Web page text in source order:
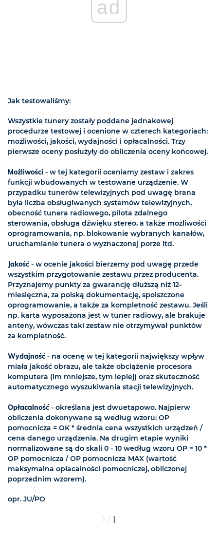
ad
Jak testowaliśmy:
Wszystkie tunery zostały poddane jednakowej
procedurze testowej i ocenione w czterech kategoriach:
możliwości, jakości, wydajności i opłacalności. Trzy
pierwsze oceny posłużyły do obliczenia oceny końcowej.
Możliwości - w tej kategorii oceniamy zestaw i zakres
funkcji wbudowanych w testowane urządzenie. W
przypadku tunerów telewizyjnych pod uwagę brana
była liczba obsługiwanych systemów telewizyjnych,
obecność tunera radiowego, pilota zdalnego
sterowania, obsługa dźwięku stereo, a także możliwości
oprogramowania, np. blokowanie wybranych kanałów,
uruchamianie tunera o wyznaczonej porze itd.
Jakość - w ocenie jakości bierzemy pod uwagę przede
wszystkim przygotowanie zestawu przez producenta.
Przyznajemy punkty za gwarancję dłuższą niż 12-
miesięczna, za polską dokumentację, spolszczone
oprogramowanie, a także za kompletność zestawu. Jeśli
np. karta wyposażona jest w tuner radiowy, ale brakuje
anteny, wówczas taki zestaw nie otrzymywał punktów
za kompletność.
Wydajność - na ocenę w tej kategorii największy wpływ
miała jakość obrazu, ale także obciążenie procesora
komputera (im mniejsze, tym lepiej) oraz skuteczność
automatycznego wyszukiwania stacji telewizyjnych.
Opłacalność - określana jest dwuetapowo. Najpierw
obliczenia dokonywane są według wzoru: OP
pomocnicza = OK * średnia cena wszystkich urządzeń /
cena danego urządzenia. Na drugim etapie wyniki
normalizowane są do skali 0 - 10 według wzoru OP = 10 *
OP pomocnicza / OP pomocnicza MAX (wartość
maksymalna opłacalności pomocniczej, obliczonej
poprzednim wzorem).
opr. JU/PO
1 / 1